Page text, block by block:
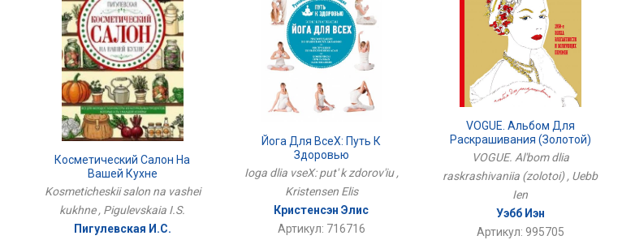
Косметический Салон На
Вашей Кухне
Kosmeticheskii salon na vashei
kukhne , Pigulevskaia I.S.
Пигулевская И.С.
Йога Для ВсеX: Путь К
Здоровью
Ioga dlia vseX: put' k zdorov'iu ,
Kristensen Elis
Кристенсэн Элис
Артикул: 716716
VOGUE. Альбом Для
Раскрашивания (золотой)
VOGUE. Al'bom dlia
raskrashivaniia (zolotoi) , Uebb
Ien
Уэбб Иэн
Артикул: 995705